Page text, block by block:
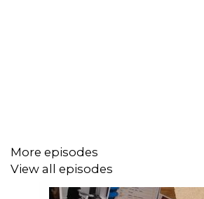
More episodes
View all episodes